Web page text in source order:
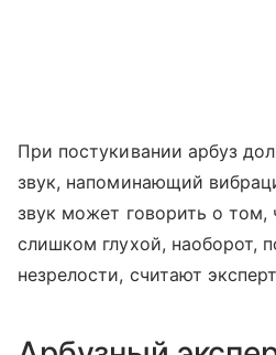
При постукивании арбуз
звук, напоминающий
звук может говорить о том,
слишком глухой, наоборот,
незрелости, считают